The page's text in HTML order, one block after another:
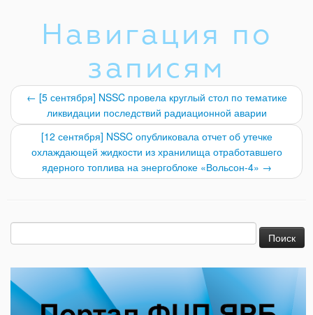
Навигация по
записям
← [5 сентября] NSSC провела круглый стол по тематике
ликвидации последствий радиационной аварии
[12 сентября] NSSC опубликовала отчет об утечке
охлаждающей жидкости из хранилища отработавшего
ядерного топлива на энергоблоке «Вольсон-4» →